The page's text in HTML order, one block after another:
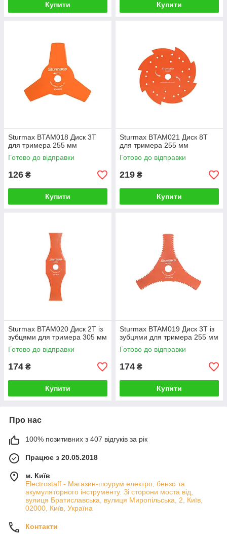
Купити Купити
Sturmax BTAM018 Диск 3Т
для тримера 255 мм
Готово до відправки
126 ₴
Купити
Sturmax BTAM021 Диск 8Т
для тримера 255 мм
Готово до відправки
219 ₴
Купити
Sturmax BTAM020 Диск 2Т із
зубцями для тримера 305 мм
Готово до відправки
174 ₴
Купити
Sturmax BTAM019 Диск 3Т із
зубцями для тримера 255 мм
Готово до відправки
174 ₴
Купити
Про нас
100% позитивних з 407 відгуків за рік
Працює з 20.05.2018
м. Київ
Electrostaff - Магазин-шоурум електро, бензо та
акумуляторного інструменту. Зі сторони моста від,
вулиця Братиславська, вулиця Миропільська, 2, Київ,
02000, Київ, Україна
Контакти